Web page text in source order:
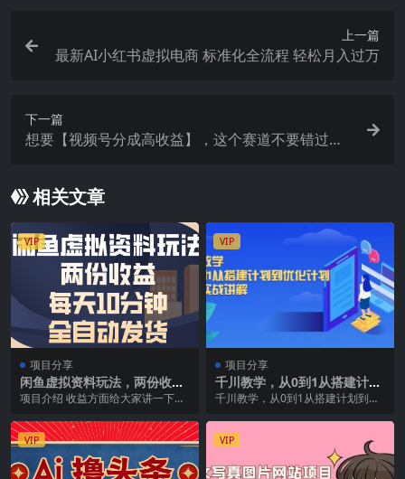
上一篇
最新AI小红书虚拟电商 标准化全流程 轻松月入过万
下一篇
想要【视频号分成高收益】，这个赛道不要错过，
相关文章
VIP
项目分享
闲鱼虚拟资料玩法，两份收
益，每天操作十分钟，全自动
项目介绍 收益方面给大家讲一下，
样得每天及时回复、...
VIP
项目分享
千川教学，从0到1从搭建计划
到优化计划，详细实战讲解
千川教学，从0到1从搭建计划到优
以下载学习
VIP VIP